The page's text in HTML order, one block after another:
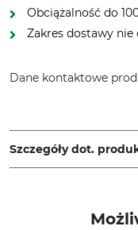
Obciążalność do
Zakres dostawy
Dane kontaktowe
Germany,
Szczegóły dot.